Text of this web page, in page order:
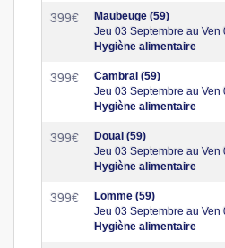
399€
Maubeuge (59)
Jeu 03 Septembre au Ven
Hygiène alimentaire
399€
Cambrai (59)
Jeu 03 Septembre au Ven
Hygiène alimentaire
399€
Douai (59)
Jeu 03 Septembre au Ven
Hygiène alimentaire
399€
Lomme (59)
Jeu 03 Septembre au Ven
Hygiène alimentaire